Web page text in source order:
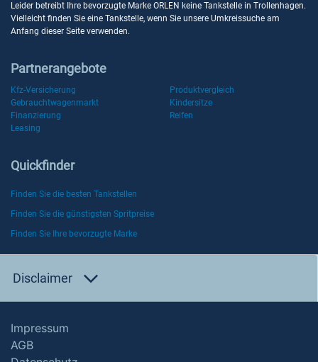
Leider betreibt Ihre bevorzugte Marke ORLEN keine Tankstelle in Trollenhagen.
Vielleicht finden Sie eine Tankstelle, wenn Sie unsere Umkreissuche am
Anfang dieser Seite verwenden.
Partnerangebote
Kfz-Versicherung
Produktvergleich
Gebrauchtwagenmarkt
Kindersitze
Finanzierung
Reifen
Leasing
Quickfinder
Finden Sie die besten Tankstellen
Finden Sie die günstigsten Spritpreise
Finden Sie Ihre bevorzugte Marke
Disclaimer
Impressum
AGB